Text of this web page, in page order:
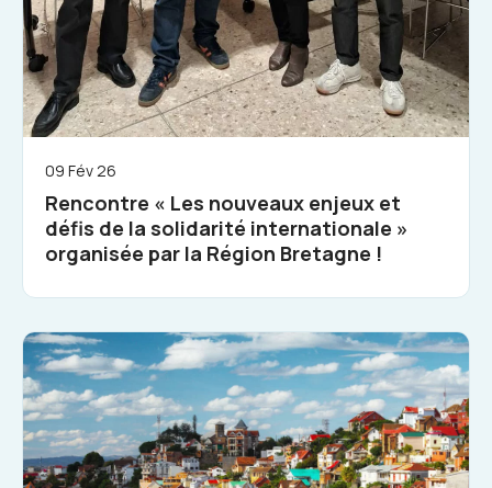
09 Fév 26
Rencontre « Les nouveaux enjeux et
défis de la solidarité internationale »
organisée par la Région Bretagne !